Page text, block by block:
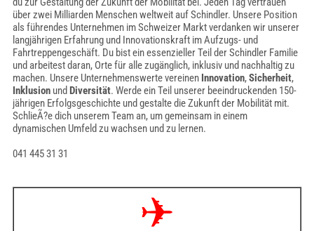
über zwei Milliarden Menschen weltweit auf Schindler. Unsere Position
als führendes Unternehmen im Schweizer Markt verdanken wir unserer
langjährigen Erfahrung und Innovationskraft im Aufzugs- und
Fahrtreppengeschäft. Du bist ein essenzieller Teil der Schindler Familie
und arbeitest daran, Orte für alle zugänglich, inklusiv und nachhaltig zu
machen. Unsere Unternehmenswerte vereinen Innovation,Sicherheit,
Inklusionund Diversität. Werde ein Teil unserer beeindruckenden 150-
jährigen Erfolgsgeschichte und gestalte die Zukunft der Mobilität mit.
SchlieÃ?e dich unserem Team an, um gemeinsam in einem
dynamischen Umfeld zu wachsen und zu lernen.
041 445 31 31